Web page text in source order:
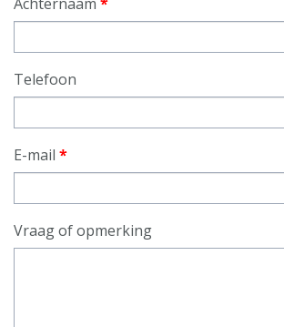
Telefoon
E-mail *
Vraag of opmerking